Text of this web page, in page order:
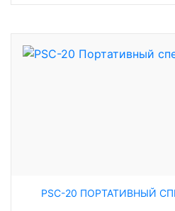
PSC-20 ПОРТАТИВНЫЙ